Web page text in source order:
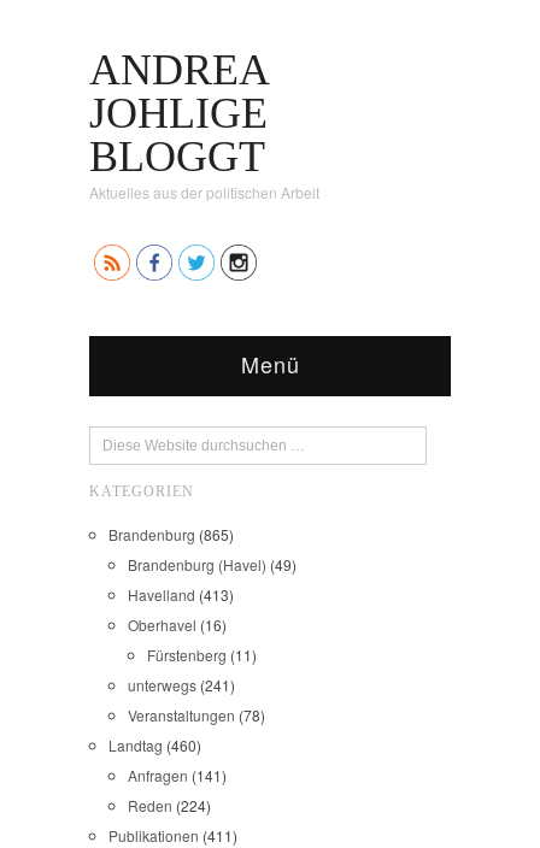
ANDREA
JOHLIGE
BLOGGT
Aktuelles aus der politischen Arbeit
Menü
KATEGORIEN
Brandenburg (865)
Brandenburg (Havel) (49)
Havelland (413)
Oberhavel (16)
Fürstenberg (11)
unterwegs (241)
Veranstaltungen (78)
Landtag (460)
Anfragen (141)
Reden (224)
Publikationen (411)